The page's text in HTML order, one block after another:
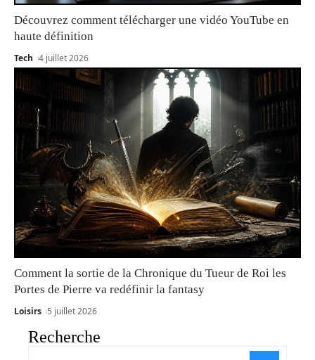
Découvrez comment télécharger une vidéo YouTube en
haute définition
Tech 4 juillet 2026
Comment la sortie de la Chronique du Tueur de Roi les
Portes de Pierre va redéfinir la fantasy
Loisirs 5 juillet 2026
Recherche